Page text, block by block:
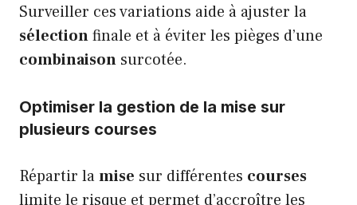
Surveiller ces variations aide à ajuster la
sélectionfinale et à éviter les pièges d’une
combinaison surcotée.
Optimiser la gestion de la mise sur
plusieurs courses
Répartir lamise sur différentes courses
limite le risque et permet d’accroître les